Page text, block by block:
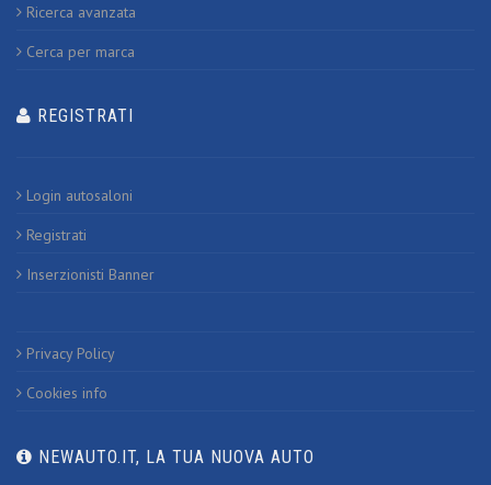
Ricerca avanzata
Cerca per marca
REGISTRATI
Login autosaloni
Registrati
Inserzionisti Banner
Privacy Policy
Cookies info
NEWAUTO.IT, LA TUA NUOVA AUTO